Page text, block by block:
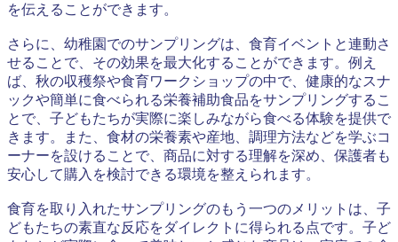
を伝えることができます。
さらに、幼稚園でのサンプリングは、食育イベントと連動さ
せることで、その効果を最大化することができます。例え
ば、秋の収穫祭や食育ワークショップの中で、健康的なスナ
ックや簡単に食べられる栄養補助食品をサンプリングするこ
とで、子どもたちが実際に楽しみながら食べる体験を提供で
きます。また、食材の栄養素や産地、調理方法などを学ぶコ
ーナーを設けることで、商品に対する理解を深め、保護者も
安心して購入を検討できる環境を整えられます。
食育を取り入れたサンプリングのもう一つのメリットは、子
どもたちの素直な反応をダイレクトに得られる点です。子ど